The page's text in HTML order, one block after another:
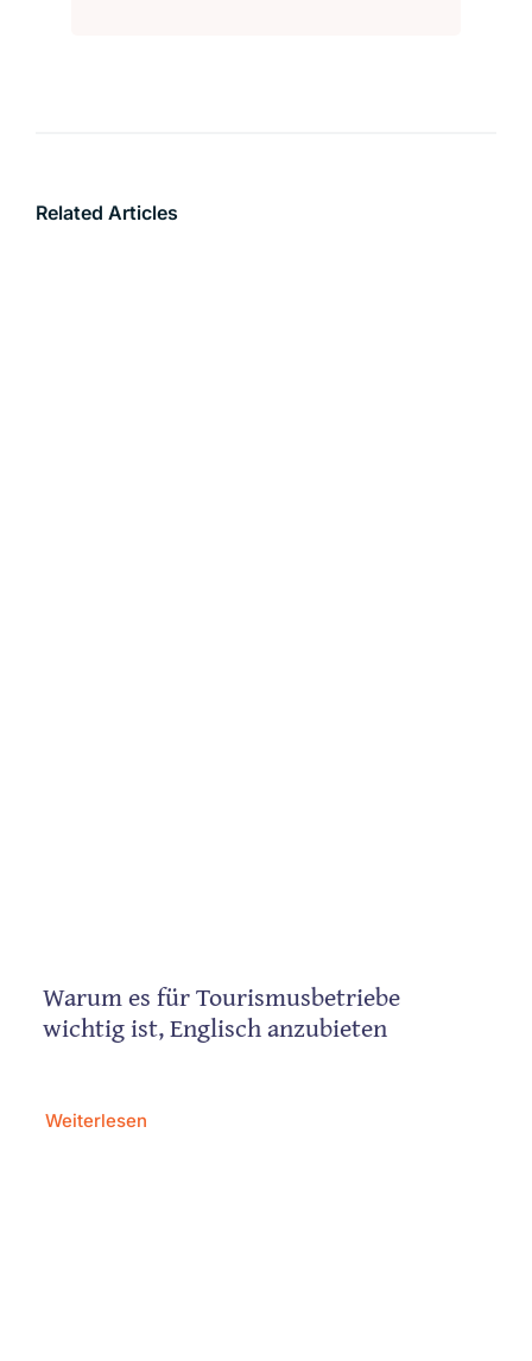
Related Articles
Warum es für Tourismusbetriebe
wichtig ist, Englisch anzubieten
Weiterlesen